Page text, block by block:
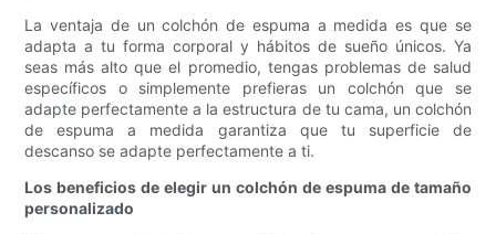
La ventaja de un colchón de espuma a medida es que se
adapta a tu forma corporal y hábitos de sueño únicos. Ya
seas más alto que el promedio, tengas problemas de salud
específicos o simplemente prefieras un colchón que se
adapte perfectamente a la estructura de tu cama, un colchón
de espuma a medida garantiza que tu superficie de
descanso se adapte perfectamente a ti.
Los beneficios de elegir un colchón de espuma de tamaño
personalizado